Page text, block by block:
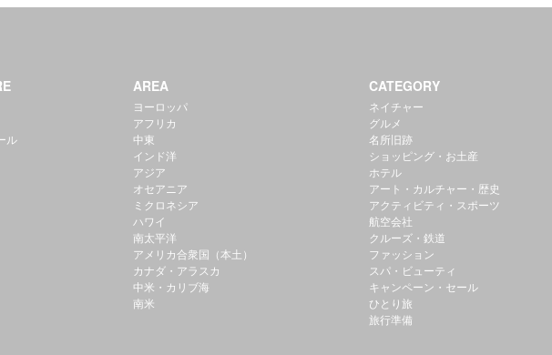
ル
AREA
ヨーロッパ
アフリカ
中東
インド洋
アジア
オセアニア
ミクロネシア
ハワイ
南太平洋
アメリカ合衆国（本土）
カナダ・アラスカ
中米・カリブ海
南米
CATEGORY
ネイチャー
グルメ
名所旧跡
ショッピング・お土産
ホテル
アート・カルチャー・歴史
アクティビティ・スポーツ
航空会社
クルーズ・鉄道
ファッション
スパ・ビューティ
キャンペーン・セール
ひとり旅
旅行準備